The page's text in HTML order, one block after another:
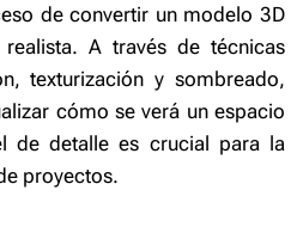
de convertir un modelo 3D
A través de técnicas
texturización y sombreado,
cómo se verá un espacio
de detalle es crucial para la
proyectos.